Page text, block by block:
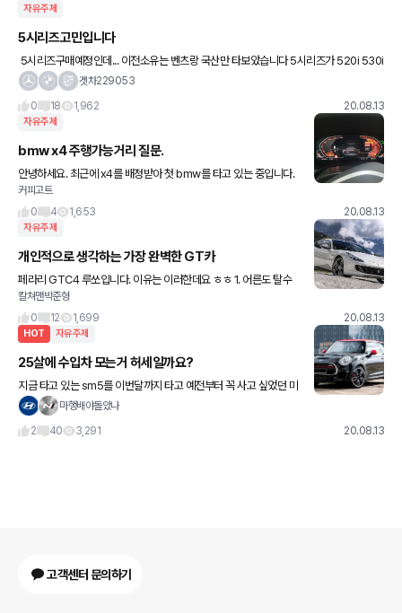
자유주제
5시리즈고민입니다
5시리즈구매예정인데... 이전소유는 벤츠랑 국산만 타보았습니다 5시리즈가 520i 530i
두개가 엔진출력이다른데 bmw의 드라이빙의 재미라고하는부분이 출력의차이에서도
겟차229053
0
18 1,962 20.08.13
자유주제
bmw x4 주행가능거리 질문.
안녕하세요. 최근에 x4를 배정받아 첫 bmw를 타고 있는 중입니다.
타면서 한가지 적응이 안되는게 계기판에 주행가능 거리 표시가 너무
들쑥 날쑥 하다는 건데요.. 시동 걸고 시내에서 4~5km정도
커피고트
0
4 1,653 20.08.13
자유주제
개인적으로 생각하는 가장 완벽한 GT카
페라리 GTC4 루쏘입니다. 이유는 이러한데요 ㅎㅎ 1. 어른도 탈수
있는 뒷좌석 2. 페라리를 네명에서 즐길수있다 3. 트렁크 공간도 어
느정도 여유 있음 (골프백 하나 들어가고도 널
칼쳐맨박준형
0
12 1,699 20.08.13
HOT 자유주제
25살에 수입차 모는거 허세일까요?
지금 타고 있는 sm5를 이번달까지 타고 예전부터 꼭 사고 싶었던 미
니 쿠퍼 JCW를 사려고 엔카에서 매물 알아보고 있습니다. 취등록세
마행배야돌았나
2
40 3,291 20.08.13
고객센터 문의하기